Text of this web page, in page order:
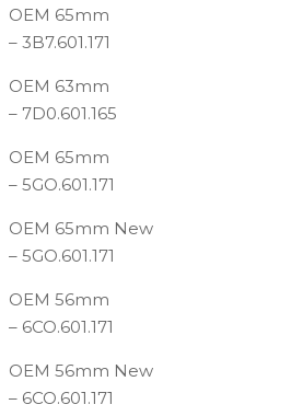
OEM 65mm
– 3B7.601.171
OEM 63mm
– 7D0.601.165
OEM 65mm
– 5GO.601.171
OEM 65mm New
– 5GO.601.171
OEM 56mm
– 6CO.601.171
OEM 56mm New
– 6CO.601.171